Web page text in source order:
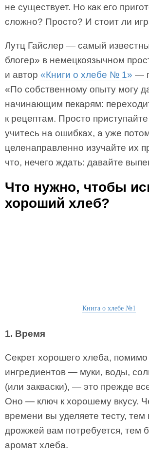
не существует. Но как его
сложно? Просто? И стоит ли
Лутц Гайслер ― самый
блогер» в немецкоязычном
и автор «Книги о хлебе № 1» —
«По собственному опыту могу
начинающим пекарям:
к рецептам. Просто
учитесь на ошибках, а уже
целенаправленно изучайте их
что, нечего ждать: давайте
Что нужно, чтобы
хороший хлеб?
Книга о хлебе №1
1. Время
Секрет хорошего хлеба,
ингредиентов — муки, воды,
(или закваски), — это прежде
Оно — ключ к хорошему вкусу.
времени вы уделяете тесту,
дрожжей вам потребуется, тем
аромат хлеба.